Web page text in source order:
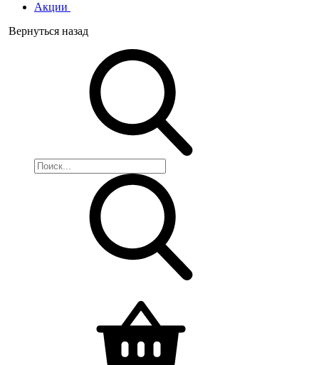
Акции
Вернуться назад